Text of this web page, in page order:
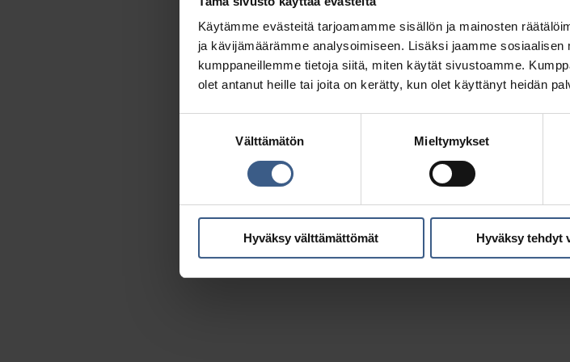
Käytämme evästeitä tarjoamamme sisällön ja mainosten
ja kävijämäärämme analysoimiseen. Lisäksi jaamme
kumppaneillemme tietoja siitä, miten käytät sivustoamme.
olet antanut heille tai joita on kerätty, kun olet käyttänyt heidän
Välttämätön Mieltymykset
Hyväksy välttämättömät Hyväksy tehdyt
Silliterriini Made in Sweden Silliä paperissa